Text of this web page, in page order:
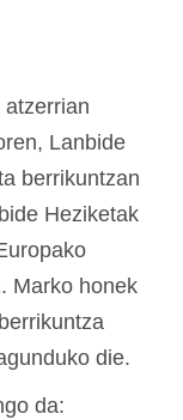
Lanbide
berrikuntzan
Heziketak
Marko honek
die.
da: